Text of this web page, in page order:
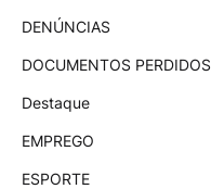
DENÚNCIAS
DOCUMENTOS PERDIDOS
Destaque
EMPREGO
ESPORTE